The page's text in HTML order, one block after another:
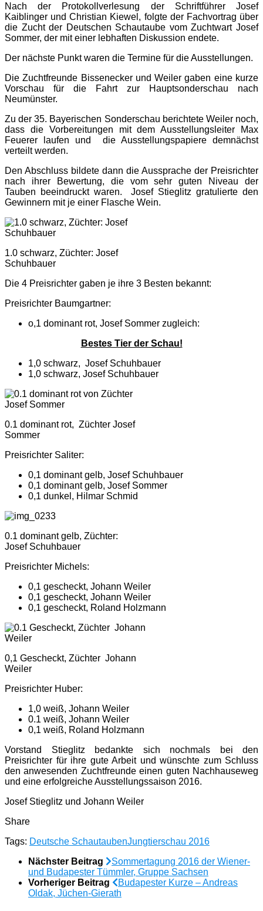
Nach der Protokollverlesung der Schriftführer Josef
Kaiblinger und Christian Kiewel, folgte der Fachvortrag über
die Zucht der Deutschen Schautaube vom Zuchtwart Josef
Sommer, der mit einer lebhaften Diskussion endete.
Der nächste Punkt waren die Termine für die Ausstellungen.
Die Zuchtfreunde Bissenecker und Weiler gaben eine kurze
Vorschau für die Fahrt zur Hauptsonderschau nach
Neumünster.
Zu der 35. Bayerischen Sonderschau berichtete Weiler noch,
dass die Vorbereitungen mit dem Ausstellungsleiter Max
Feuerer laufen und die Ausstellungspapiere demnächst
verteilt werden.
Den Abschluss bildete dann die Aussprache der Preisrichter
nach ihrer Bewertung, die vom sehr guten Niveau der
Tauben beeindruckt waren. Josef Stieglitz gratulierte den
Gewinnern mit je einer Flasche Wein.
1.0 schwarz, Züchter: Josef
Schuhbauer
Die 4 Preisrichter gaben je ihre 3 Besten bekannt:
Preisrichter Baumgartner:
o,1 dominant rot, Josef Sommer zugleich:
Bestes Tier der Schau!
1,0 schwarz, Josef Schuhbauer
1,0 schwarz, Josef Schuhbauer
0.1 dominant rot, Züchter Josef
Sommer
Preisrichter Saliter:
0,1 dominant gelb, Josef Schuhbauer
0,1 dominant gelb, Josef Sommer
0,1 dunkel, Hilmar Schmid
0.1 dominant gelb, Züchter:
Josef Schuhbauer
Preisrichter Michels:
0,1 gescheckt, Johann Weiler
0,1 gescheckt, Johann Weiler
0,1 gescheckt, Roland Holzmann
0,1 Gescheckt, Züchter Johann
Weiler
Preisrichter Huber:
1,0 weiß, Johann Weiler
0.1 weiß, Johann Weiler
0,1 weiß, Roland Holzmann
Vorstand Stieglitz bedankte sich nochmals bei den
Preisrichter für ihre gute Arbeit und wünschte zum Schluss
den anwesenden Zuchtfreunde einen guten Nachhauseweg
und eine erfolgreiche Ausstellungssaison 2016.
Josef Stieglitz und Johann Weiler
Share
Tags: Deutsche SchautaubenJungtierschau 2016
Nächster Beitrag
Sommertagung 2016 der Wiener-
und Budapester Tümmler, Gruppe Sachsen
Vorheriger Beitrag
Budapester Kurze – Andreas
Oldak, Jüchen-Gierath